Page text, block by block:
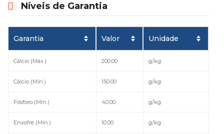
Níveis de Garantia
Garantia Valor Unidade
Cálcio (Máx.) 200.00 g/kg
Cálcio (Mín.) 150.00 g/kg
Fósforo (Mín.) 40.00 g/kg
Enxofre (Mín.) 10.00 g/kg